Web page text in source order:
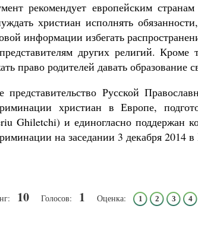
рекомендует европейским
христиан исполнять
информации избегать
других религий.
право родителей давать
представительство Русской
христиан в Европе,
Ghiletchi) и единогласно поддержан
на заседании 3 декабря 2014
10 Голосов: 1 Оценка: 1 2 3 4